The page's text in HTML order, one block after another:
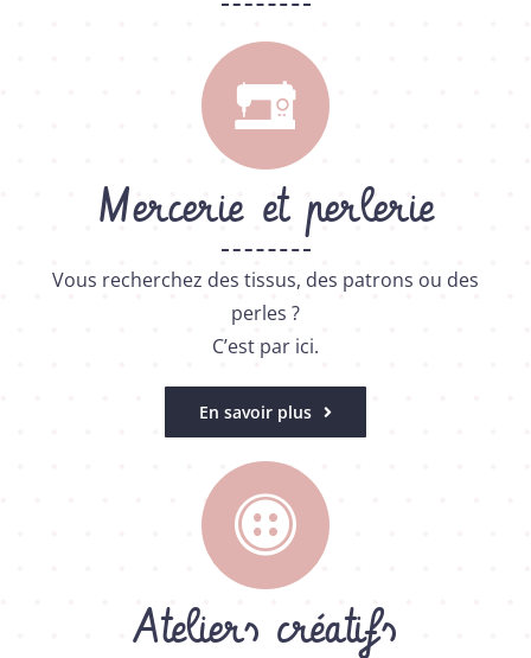
Mercerie et perlerie
Vous recherchez des tissus, des patrons ou des
perles ?
C’est par ici.
En savoir plus
Ateliers créatifs